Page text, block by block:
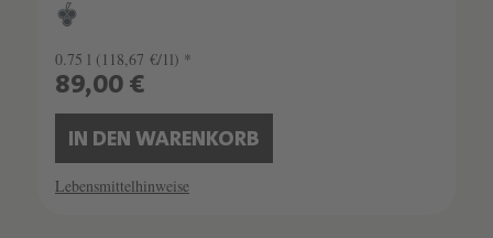
0.75 l (118,67 €/1l) *
89,00 €
IN DEN WARENKORB
Lebensmittelhinweise